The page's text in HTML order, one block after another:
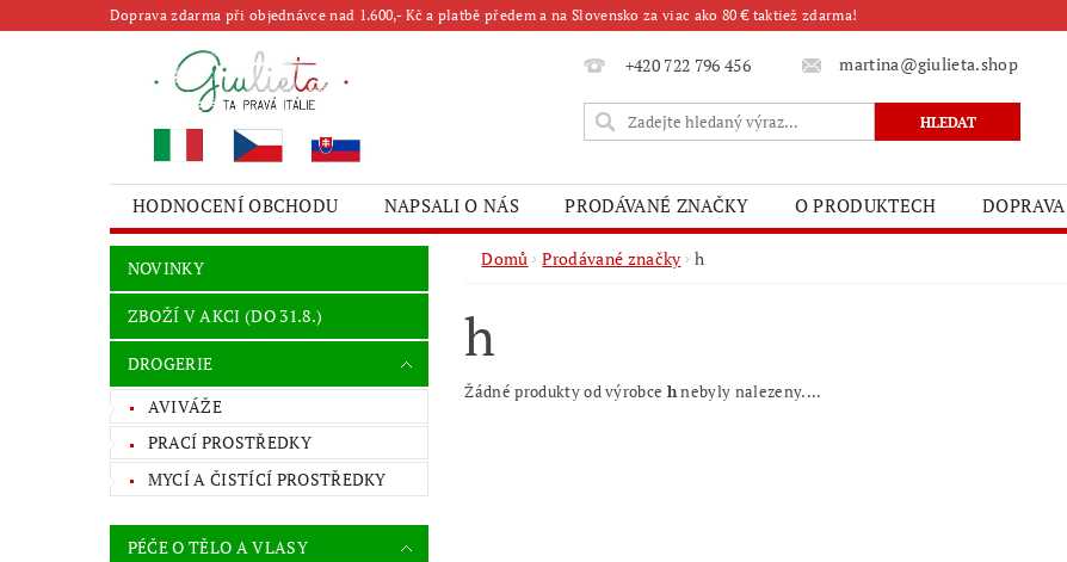
Doprava zdarma při objednávce nad 1.600,- Kč a platbě předem a na Slovensko za viac ako 80 € taktiež zdarma!
+420 722 796 456 martina@giulieta.shop
HODNOCENÍ OBCHODU NAPSALI O NÁS PRODÁVANÉ ZNAČKY O PRODUKTECH DOPRAVA
NOVINKY
ZBOŽÍ V AKCI (DO 31.8.)
DROGERIE
AVIVÁŽE
PRACÍ PROSTŘEDKY
MYCÍ A ČISTÍCÍ PROSTŘEDKY
PÉČE O TĚLO A VLASY
Domů Prodávané značky h
h
Žádné produkty od výrobce hnebyly nalezeny....